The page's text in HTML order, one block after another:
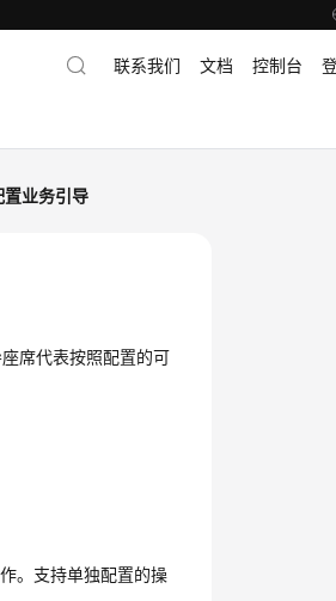
联系我们 文档 控制台
置业务引导
席代表按照配置的可
。支持单独配置的操